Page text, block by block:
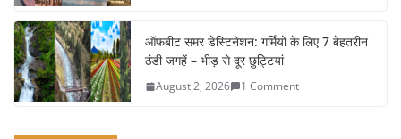
ऑफबीट समर डेस्टिनेशन: गर्मियों के लिए 7 बेहतरीन
ठंडी जगहें – भीड़ से दूर छुट्टियां
August 2, 2026 1 Comment